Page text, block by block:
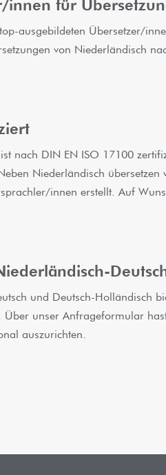
innen für
ausgebildeten Übersetzer/
von Niederländisch
nach DIN EN ISO 17100
Niederländisch
innen erstellt. Auf
und Deutsch-Holländisch
unser Anfrageformular
auszurichten.